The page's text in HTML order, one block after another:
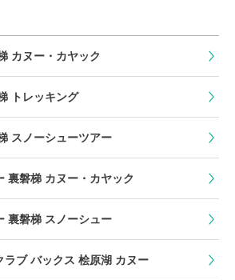
カヌー・カヤック
トレッキング
スノーシューツアー
裏磐梯 カヌー・カヤック
裏磐梯 スノーシュー
ラブ バックス 桧原湖 カヌー